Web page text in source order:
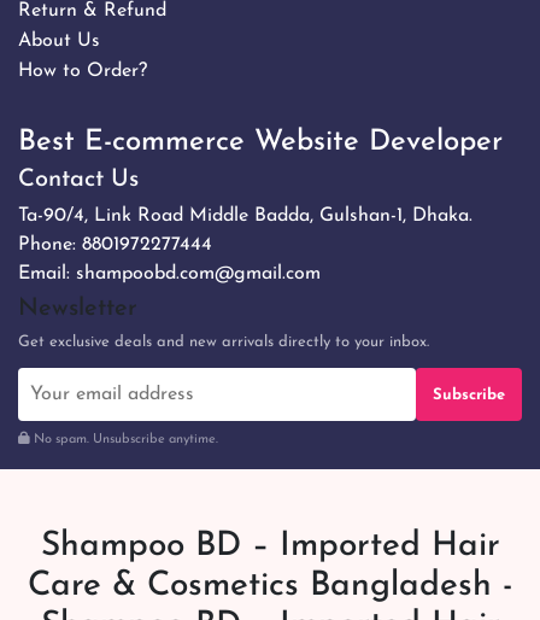
Return & Refund
About Us
How to Order?
Best E-commerce Website Developer
Contact Us
Ta-90/4, Link Road Middle Badda, Gulshan-1, Dhaka.
Phone: 8801972277444
Email: shampoobd.com@gmail.com
Newsletter
Get exclusive deals and new arrivals directly to your inbox.
Subscribe
No spam. Unsubscribe anytime.
Shampoo BD – Imported Hair
Care & Cosmetics Bangladesh -